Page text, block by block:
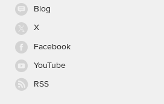
Blog
X
Facebook
YouTube
RSS